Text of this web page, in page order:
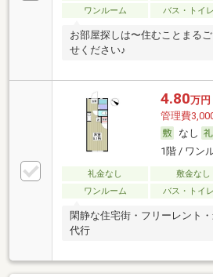
ワンルーム
バス・トイ
お部屋探しは〜住むことまる
せください♪
4.80万円
管理費
なし
1階 / ワン
礼金なし 敷金なし
ワンルーム
バス・トイ
閑静な住宅街・フリーレント
代行